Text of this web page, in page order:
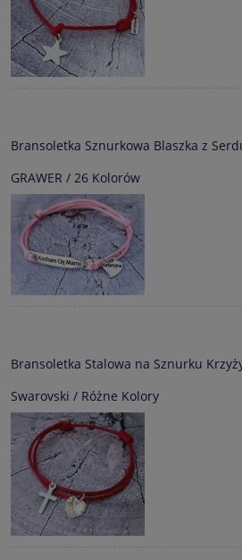
Bransoletka Sznurkowa Blaszka z
GRAWER / 26 Kolorów
Bransoletka Stalowa na Sznurku
Swarovski / Różne Kolory